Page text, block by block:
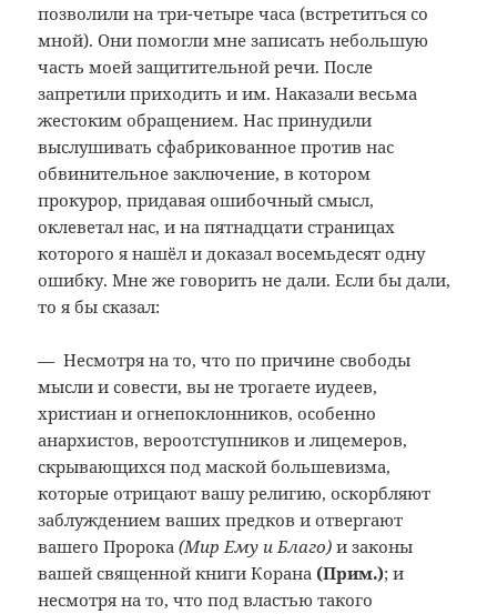
позволили на три-четыре часа (встретиться со
мной). Они помогли мне записать небольшую
часть моей защитительной речи. После
запретили приходить и им. Наказали весьма
жестоким обращением. Нас принудили
выслушивать сфабрикованное против нас
обвинительное заключение, в котором
прокурор, придавая ошибочный смысл,
оклеветал нас, и на пятнадцати страницах
которого я нашёл и доказал восемьдесят одну
ошибку. Мне же говорить не дали. Если бы дали,
то я бы сказал:
— Несмотря на то, что по причине свободы
мысли и совести, вы не трогаете иудеев,
христиан и огнепоклонников, особенно
анархистов, вероотступников и лицемеров,
скрывающихся под маской большевизма,
которые отрицают вашу религию, оскорбляют
заблуждением ваших предков и отвергают
вашего Пророка(Мир Ему и Благо) и законы
вашей священной книги Корана (Прим.); и
несмотря на то, что под властью такого